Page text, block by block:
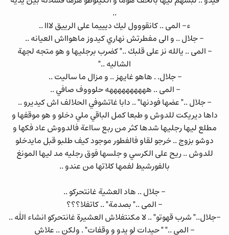
..
ء- المى .. كانقووول ليك ديييما على الرييق لااا ..
- جلال .. و الى مفطرتش نهاري كيدوز ماهوااش العيانه ..
- المى .. يالله نز على قلبك .." كضرب برجليها و هو متجه لجهة
الشاليه .."
- جلال. . هاهو غايهز .. و مزال ما ساليت ..
- المى .. ههههههههههه حلوووف صافي ..
- جلال .." عضها فودنها" .. دابا غاتشوفي الحلالف اش كيديرو ..
داها ديريكت للدوش و طبعا كمل الباقي ملي دخلو و هو موقفها و
مطلع ليها رجليها شدها كثر من ربع سااعة فالدووش عاد فكها و
دوشو بزوج .. خرجو لقاو فالفطور موجود كيف طلبو قبل مايدخلو
للدوش .. ريح على الكرسي و جلسها فوق رجليه مد ليها المونغ
بالفورشيط لفمها كلاتها من عندو ..
- جلال .. هاد العشية غانتحركو ..
- المى .." بصدمة" .. كاتفلا؟؟؟
-جلال.." شرب قهوتو" .. لا مكنتفلاش العشيرة غانتحركو انشاء الله ..
- المى .." " حيدات لو يدو و وقفات" . ولكن .. علاش